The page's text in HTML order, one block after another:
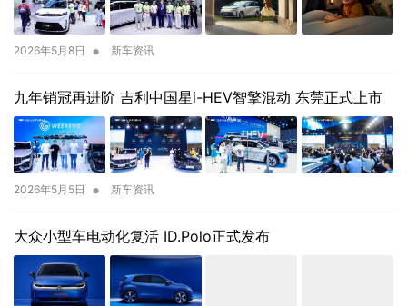
2026年5月8日 • 新车资讯
九年销冠再进阶 吉利中国星i-HEV智擎混动 东莞正式上市
2026年5月5日 • 新车资讯
大众小型车电动化复活 ID.Polo正式发布